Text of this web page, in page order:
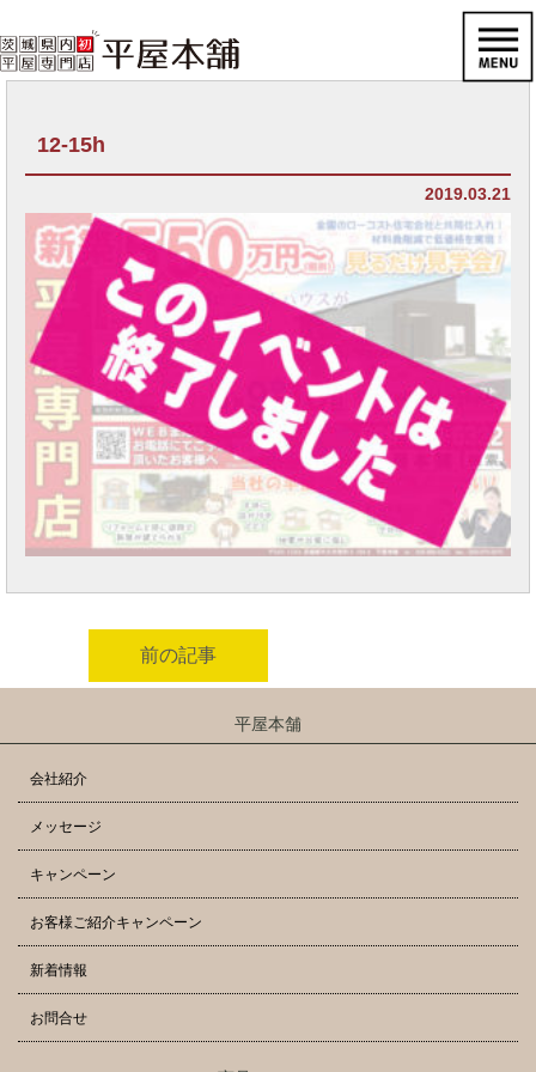
12-15h
2019.03.21
前の記事
平屋本舗
会社紹介
メッセージ
キャンペーン
お客様ご紹介キャンペーン
新着情報
お問合せ